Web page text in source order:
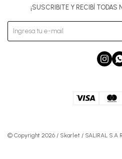
¡SUSCRIBITE Y RECIBÍ TODAS

© Copyright 2026 / Skarlet / SALIRAL S.A